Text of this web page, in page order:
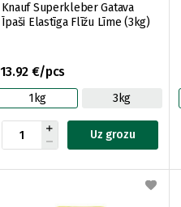
Knauf Superkleber Gatava
Īpaši Elastīga Flīžu Līme (3kg)
13.92 €/pcs
1kg 3kg
Uz grozu